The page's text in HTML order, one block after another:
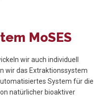
MoSES
wir auch individuell
wir das Extraktionssystem
System für die
natürlicher bioaktiver